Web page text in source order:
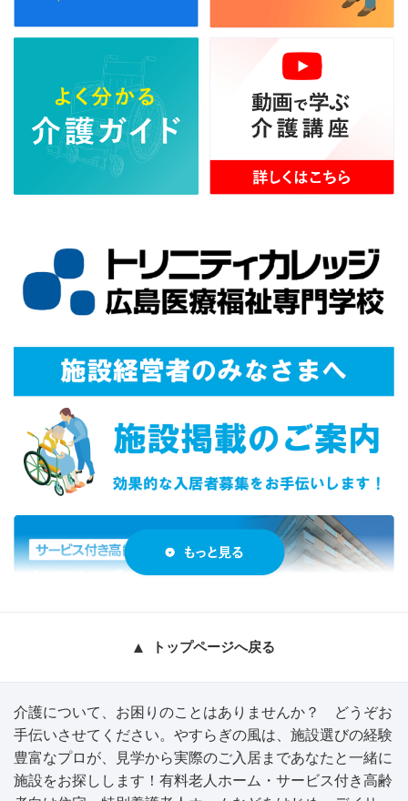
トップページへ戻る
介護について、お困りのことはありませんか？ どうぞお
手伝いさせてください。やすらぎの風は、施設選びの経験
豊富なプロが、見学から実際のご入居まであなたと一緒に
施設をお探しします！有料老人ホーム・サービス付き高齢